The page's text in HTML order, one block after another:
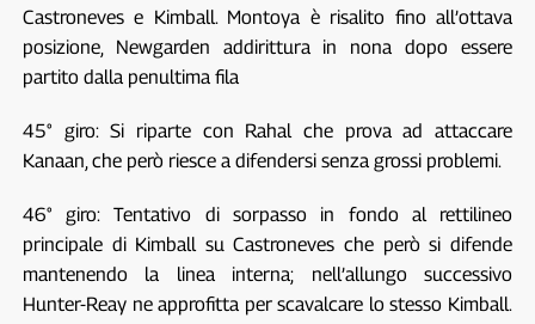
Castroneves e Kimball. Montoya è risalito fino all’ottava
posizione, Newgarden addirittura in nona dopo essere
partito dalla penultima fila
45° giro: Si riparte con Rahal che prova ad attaccare
Kanaan, che però riesce a difendersi senza grossi problemi.
46° giro: Tentativo di sorpasso in fondo al rettilineo
principale di Kimball su Castroneves che però si difende
mantenendo la linea interna; nell’allungo successivo
Hunter-Reay ne approfitta per scavalcare lo stesso Kimball.